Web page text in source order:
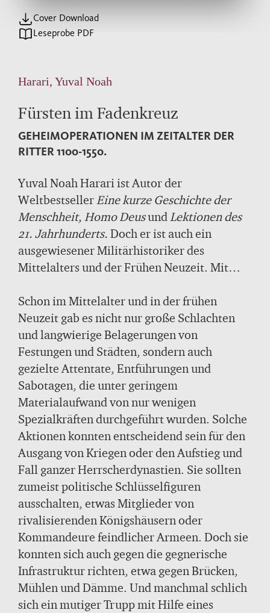
Cover Download
Leseprobe PDF
Harari, Yuval Noah
Fürsten im Fadenkreuz
GEHEIMOPERATIONEN IM ZEITALTER DER
RITTER 1100-1550.
Yuval Noah Harari ist Autor der
WeltbestsellerEine kurze Geschichte der
Menschheit, Homo DeusundLektionen des
21. Jahrhunderts. Doch er ist auch ein
ausgewiesener Militärhistoriker des
Mittelalters und der Frühen Neuzeit. Mit
auf Deutsch erscheint, hat er
wissenschaftliches Neuland betreten und die
Kommandooperationen im Zeitalter der
Ritter untersucht. Attentate, Entführungen,
Sabotage - die dramatischsten Aktionen der
Spione und Geheimagenten des Mittelalters.
Eine ebenso lehrreiche wie unterhaltsame
Lektüre für alle Harari-Fans, die diesen
faszinierenden Autor einmal von einer
anderen Seite kennenlernen wollen.
Schon im Mittelalter und in der frühen
Neuzeit gab es nicht nur große Schlachten
und langwierige Belagerungen von
Festungen und Städten, sondern auch
gezielte Attentate, Entführungen und
Sabotagen, die unter geringem
Materialaufwand von nur wenigen
Spezialkräften durchgeführt wurden. Solche
Aktionen konnten entscheidend sein für den
Ausgang von Kriegen oder den Aufstieg und
Fall ganzer Herrscherdynastien. Sie sollten
zumeist politische Schlüsselfiguren
ausschalten, etwas Mitglieder von
rivalisierenden Königshäusern oder
Kommandeure feindlicher Armeen. Doch sie
konnten sich auch gegen die gegnerische
Infrastruktur richten, etwa gegen Brücken,
Mühlen und Dämme. Und manchmal schlich
sich ein mutiger Trupp mit Hilfe eines